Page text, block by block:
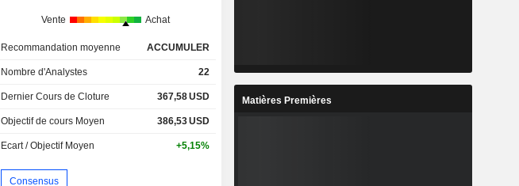
Vente Achat
Recommandation moyenne ACCUMULER
Nombre d'Analystes 22
Dernier Cours de Cloture 367,58USD
Objectif de cours Moyen 386,53USD
Ecart / Objectif Moyen +5,15%
Consensus
Matières Premières